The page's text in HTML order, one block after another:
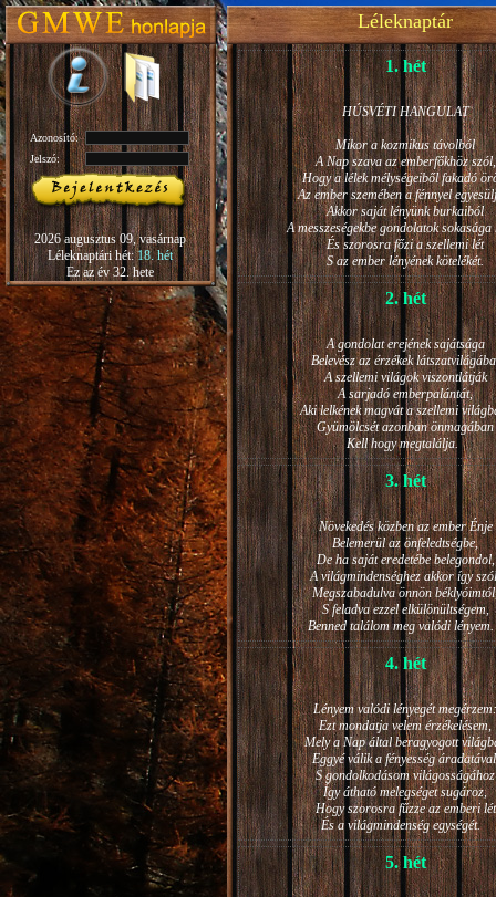
Azonosító:
Jelszó:
2026 augusztus 09, vasárnap
Léleknaptári hét:18. hét
Ez az év 32. hete
Léleknaptár
1. hét
HÚSVÉTI HANGULAT
Mikor a kozmikus távolból
A Nap szava az emberfőkhöz szól,
Hogy a lélek mélységeiből fakadó
Az ember szemében a fénnyel
Akkor saját lényünk burkaiból
A messzeségekbe gondolatok sokasága
És szorosra főzi a szellemi lét
S az ember lényének kötelékét.
2. hét
A gondolat erejének sajátsága
Belevész az érzékek
A szellemi világok viszontlátják
A sarjadó emberpalántát,
Aki lelkének magvát a szellemi
Gyümölcsét azonban önmagában
Kell hogy megtalálja.
3. hét
Növekedés közben az ember Énje
Belemerül az önfeledtségbe,
De ha saját eredetébe belegondol,
A világmindenséghez akkor így
Megszabadulva önnön
S feladva ezzel elkülönültségem,
Benned találom meg valódi
4. hét
Lényem valódi lényegét megérzem:
Ezt mondatja velem érzékelésem,
Mely a Nap által beragyogott
Eggyé válik a fényesség
S gondolkodásom világosságához
Így átható melegséget sugároz,
Hogy szorosra fűzze az emberi lét
És a világmindenség egységét.
5. hét